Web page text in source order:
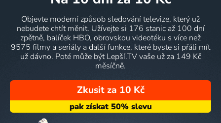
Objevte moderní způsob sledování televize, který už
nebudete chtít měnit. Užívejte si 176 stanic až 100 dní
zpětně, balíček HBO, obrovskou videotéku s více než
9575 filmy a seriály a další funkce, které byste si přáli mít
už dávno. Poté může být Lepší.TV vaše už za 149 Kč
měsíčně.
Zkusit za 10 Kč